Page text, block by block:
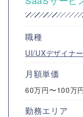
職種
UI/UXデザイナー
月額単価
60万円〜100万
勤務エリア